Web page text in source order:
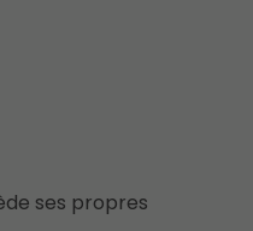
ses propres